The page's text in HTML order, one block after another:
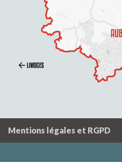
Mentions légales et RGPD